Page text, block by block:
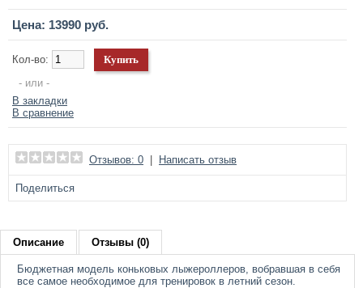
Цена: 13990 руб.
Кол-во:
- или -
В закладки
В сравнение
Отзывов: 0 Написать отзыв
Поделиться
Описание Отзывы (0)
Бюджетная модель коньковых лыжероллеров, вобравшая в себя
все самое необходимое для тренировок в летний сезон.